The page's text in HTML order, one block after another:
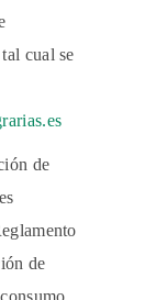
cual se
de
de